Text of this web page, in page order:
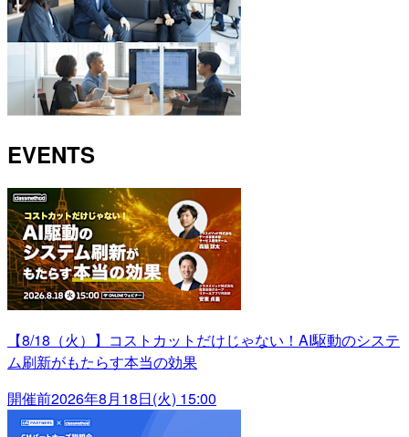
EVENTS
【8/18（火）】コストカットだけじゃない！AI駆動のシステ
ム刷新がもたらす本当の効果
開催前2026年8月18日(火) 15:00